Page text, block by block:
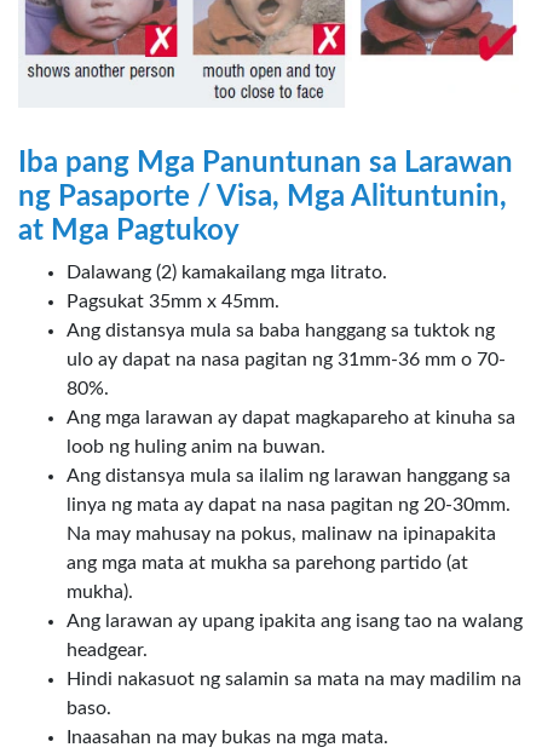
Iba pang Mga Panuntunan sa Larawan
ng Pasaporte / Visa, Mga Alituntunin,
at Mga Pagtukoy
Dalawang (2) kamakailang mga litrato.
Pagsukat 35mm x 45mm.
Ang distansya mula sa baba hanggang sa tuktok ng
ulo ay dapat na nasa pagitan ng 31mm-36 mm o 70-
80%.
Ang mga larawan ay dapat magkapareho at kinuha sa
loob ng huling anim na buwan.
Ang distansya mula sa ilalim ng larawan hanggang sa
linya ng mata ay dapat na nasa pagitan ng 20-30mm.
Na may mahusay na pokus, malinaw na ipinapakita
ang mga mata at mukha sa parehong partido (at
mukha).
Ang larawan ay upang ipakita ang isang tao na walang
headgear.
Hindi nakasuot ng salamin sa mata na may madilim na
baso.
Inaasahan na may bukas na mga mata.